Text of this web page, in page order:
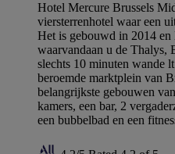
Hotel Mercure Brussels
viersterrenhotel waar een
Het is gebouwd in 2014
waarvandaan u de Thalys,
slechts 10 minuten wande
beroemde marktplein van
belangrijkste gebouwen
kamers, een bar, 2
een bubbelbad en een